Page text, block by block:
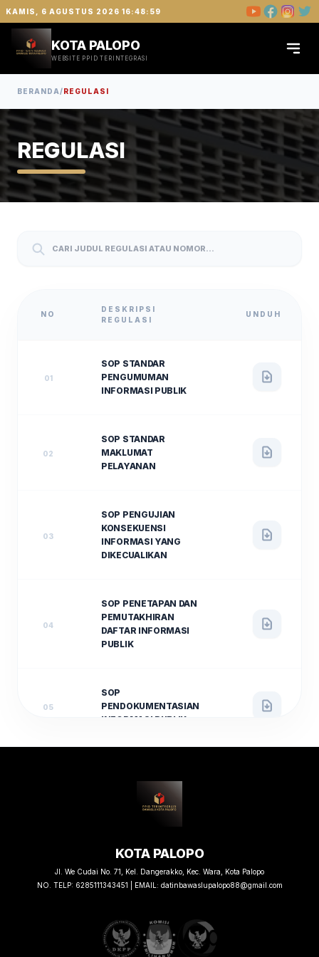
KAMIS, 6 AGUSTUS 2026 16:48:59
KOTA PALOPO
WEBSITE PPID TERINTEGRASI
BERANDA/REGULASI
REGULASI
NO
DESKRIPSI
REGULASI
UNDUH
01
SOP STANDAR
PENGUMUMAN
INFORMASI PUBLIK
02
SOP STANDAR
MAKLUMAT
PELAYANAN
03
SOP PENGUJIAN
KONSEKUENSI
INFORMASI YANG
DIKECUALIKAN
04
SOP PENETAPAN DAN
PEMUTAKHIRAN
DAFTAR INFORMASI
PUBLIK
05
SOP
PENDOKUMENTASIAN
INFORMASI PUBLIK
SENGKETA
INFORMASI MELALUI
AJUDIKASI NON-
SOP PENANGANAN
KEBERATAN
KOTA PALOPO
Jl. We Cudai No. 71, Kel. Dangerakko, Kec. Wara, Kota Palopo
NO. TELP: 6285111343451 | EMAIL: datinbawaslupalopo88@gmail.com